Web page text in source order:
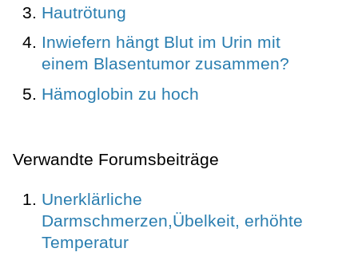
Hautrötung
Inwiefern hängt Blut im Urin mit
einem Blasentumor zusammen?
Hämoglobin zu hoch
Verwandte Forumsbeiträge
Unerklärliche
Darmschmerzen,Übelkeit, erhöhte
Temperatur